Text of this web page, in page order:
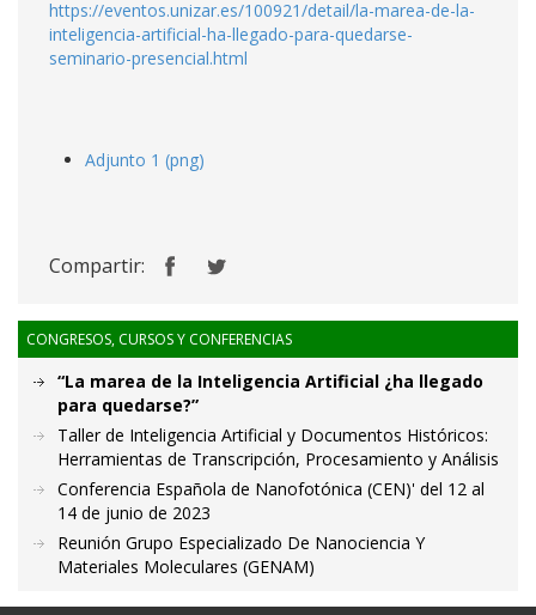
https://eventos.unizar.es/100921/detail/la-marea-de-la-
inteligencia-artificial-ha-llegado-para-quedarse-
seminario-presencial.html
Adjunto 1 (png)
Compartir:
CONGRESOS, CURSOS Y CONFERENCIAS
“La marea de la Inteligencia Artificial ¿ha llegado
para quedarse?”
Taller de Inteligencia Artificial y Documentos Históricos:
Herramientas de Transcripción, Procesamiento y Análisis
Conferencia Española de Nanofotónica (CEN)' del 12 al
14 de junio de 2023
Reunión Grupo Especializado De Nanociencia Y
Materiales Moleculares (GENAM)